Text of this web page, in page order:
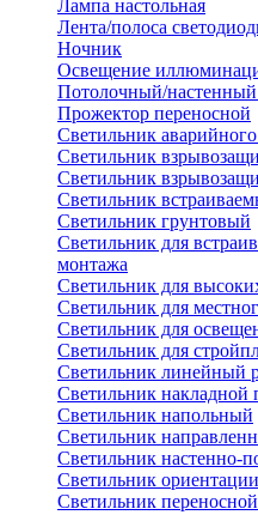
Лампа настольная
Лента/полоса
Ночник
Освещение
Потолочный/настенный
Прожектор переносной
Светильник
Светильник
Светильник
Светильник
Светильник грунтовый
Светильник для
монтажа
Светильник для
Светильник для
Светильник для
Светильник для
Светильник линейный
Светильник
Светильник напольный
Светильник
Светильник настенно-
Светильник ориентации
Светильник переносной